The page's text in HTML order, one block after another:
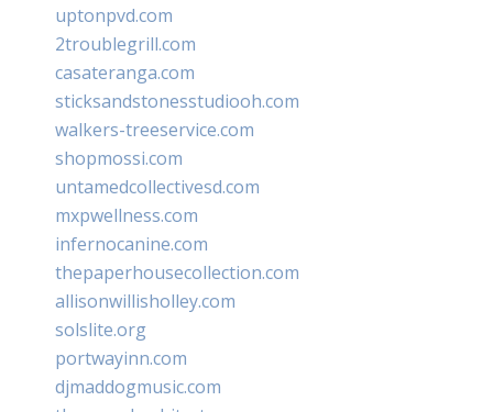
uptonpvd.com
2troublegrill.com
casateranga.com
sticksandstonesstudiooh.com
walkers-treeservice.com
shopmossi.com
untamedcollectivesd.com
mxpwellness.com
infernocanine.com
thepaperhousecollection.com
allisonwillisholley.com
solslite.org
portwayinn.com
djmaddogmusic.com